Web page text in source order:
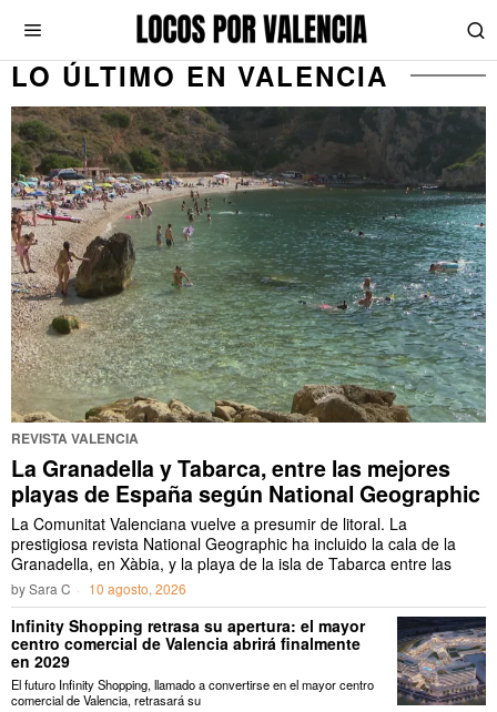
LO ÚLTIMO EN VALENCIA
REVISTA VALENCIA
La Granadella y Tabarca, entre las mejores
playas de España según National Geographic
La Comunitat Valenciana vuelve a presumir de litoral. La
prestigiosa revista National Geographic ha incluido la cala de la
Granadella, en Xàbia, y la playa de la isla de Tabarca entre las
bySara C 10 agosto, 2026
Infinity Shopping retrasa su apertura: el mayor
centro comercial de Valencia abrirá finalmente
en 2029
El futuro Infinity Shopping, llamado a convertirse en el mayor centro
comercial de Valencia, retrasará su